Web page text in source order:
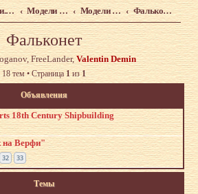
Модели. Форум моделистов сайта shipmodeling.ru Модели из наборов. Что, где, когда. Модели из наборов Фальконет
Фальконет
,FreeLander,Valentin Demin
18 тем • Страница1из1
Объявления
18th Century Shipbuilding
на Верфи"
32 33
Темы